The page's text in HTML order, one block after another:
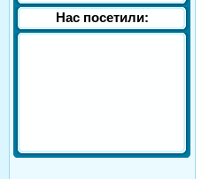
Нас посетили: